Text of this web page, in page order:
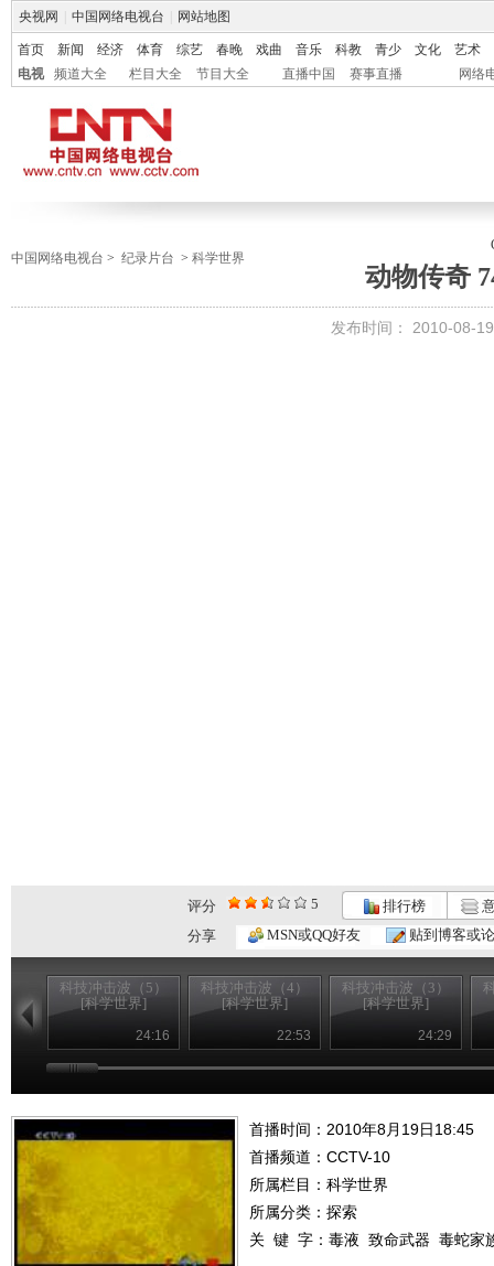
央视网 中国网络电视台 网站地图
首页 新闻 经济 体育 综艺 春晚 戏曲 音乐 科教 青少 文化
艺术
电视
频道大全 栏目大全 节目大全 直播中国 赛事直播 网络
中国网络电视台 > 纪录片台 > 科学世界
动物传奇
发布时间： 2010-08-
评分 5 排行榜
分享
MSN或QQ好友 贴到博客或
科技冲击波（5）
[科学世界]
24:16
科技冲击波（4）
[科学世界]
22:53
科技冲击波（3）
[科学世界]
24:29
首播时间：2010年8月19日18:45
首播频道： CCTV-10
所属栏目： 科学世界
所属分类：探索
关 键 字： 毒液 致命武器 毒蛇家